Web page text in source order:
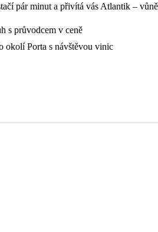
pár minut a přivítá vás Atlantik –
s průvodcem v ceně
okolí Porta s návštěvou vinic